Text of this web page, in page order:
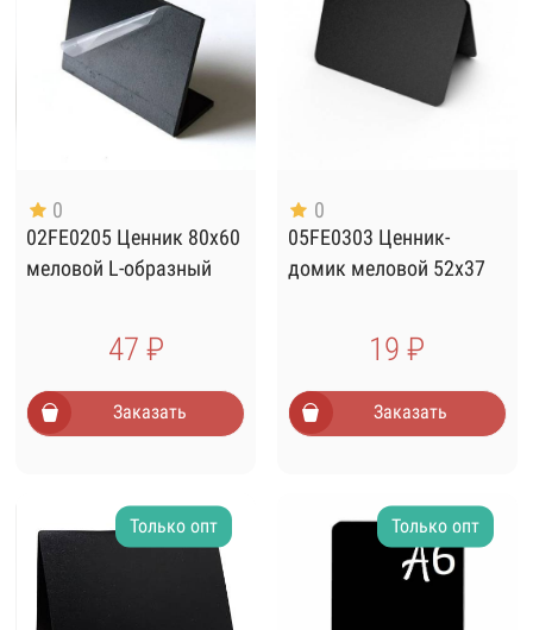
0
02FE0205 Ценник 80х60
меловой L-образный
47 ₽
Заказать
0
05FE0303 Ценник-
домик меловой 52х37
19 ₽
Заказать
Только опт Только опт